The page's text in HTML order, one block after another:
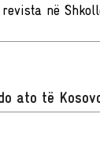
në
ato të